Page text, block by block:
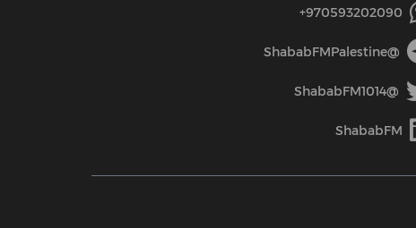
970593202090+
@ShababFMPalestine
@ShababFM1014
ShababFM